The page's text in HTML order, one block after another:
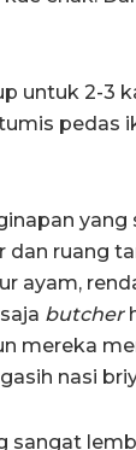
untuk 2-3
pedas
yang
ruang
ayam,
butcher
mereka
nasi
sangat